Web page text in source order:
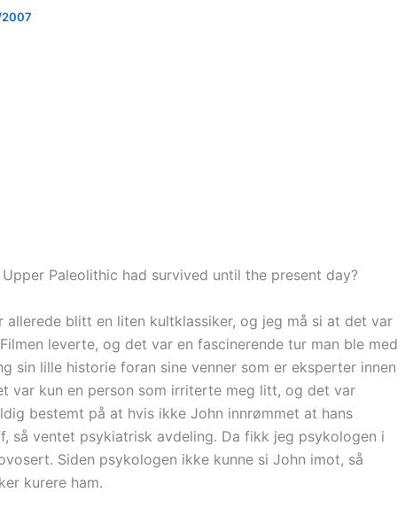
2007
Paleolithic had survived until the present day?
allerede blitt en liten kultklassiker, og jeg må si at det var
leverte, og det var en fascinerende tur man ble med
sin lille historie foran sine venner som er eksperter innen
var kun en person som irriterte meg litt, og det var
bestemt på at hvis ikke John innrømmet at hans
så ventet psykiatrisk avdeling. Da fikk jeg psykologen i
Siden psykologen ikke kunne si John imot, så
kurere ham.